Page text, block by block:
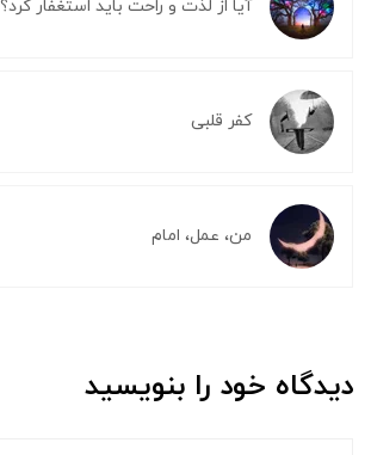
آیا از لذت و راحت باید استغفار کرد؟
کفر قلبی
من، عمل، امام
دیدگاه خود را بنویسید